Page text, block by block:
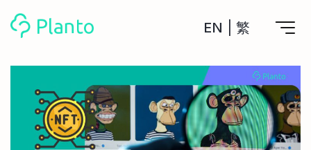
EN 繁
計劃買樓
計劃買樓第一步
全功能記賬
工具